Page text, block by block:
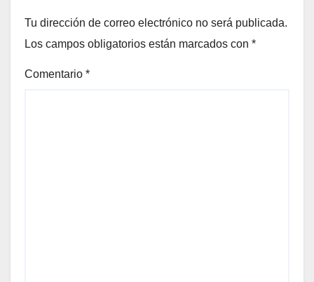
Tu dirección de correo electrónico no será publicada.
Los campos obligatorios están marcados con *
Comentario *